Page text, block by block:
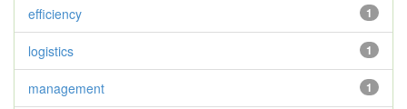
1
efficiency
1
logistics
1
management